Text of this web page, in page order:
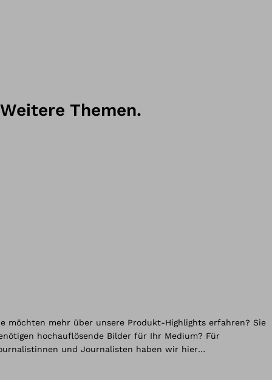
Weitere Themen.